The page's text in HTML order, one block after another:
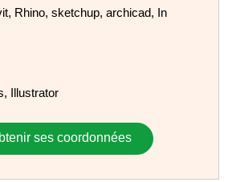
Rhino, sketchup, archicad, In
Illustrator
ses coordonnées